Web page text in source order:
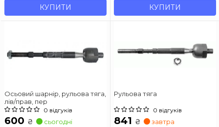
КУПИТИ КУПИТИ
Осьовий шарнір, рульова тяга,
лів/прав, пер
0 відгуків
600 ₴ сьогодні
Рульова тяга
0 відгуків
841 ₴ завтра